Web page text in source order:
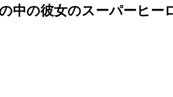
中の彼女のスーパーヒー